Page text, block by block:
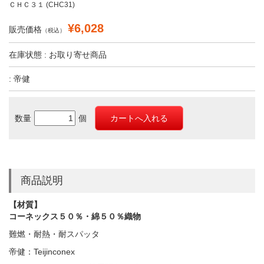
ＣＨＣ３１ (CHC31)
販売価格 （税込） ¥6,028
在庫状態 : お取り寄せ商品
: 帝健
数量 個
商品説明
【材質】
コーネックス５０％・綿５０％織物
難燃・耐熱・耐スパッタ
帝健：Teijinconex